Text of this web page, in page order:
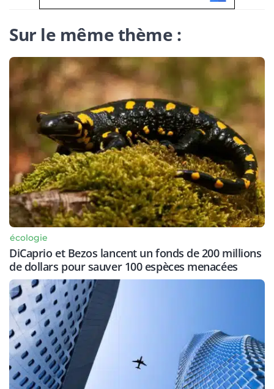
Sur le même thème :
écologie
DiCaprio et Bezos lancent un fonds de 200 millions
de dollars pour sauver 100 espèces menacées